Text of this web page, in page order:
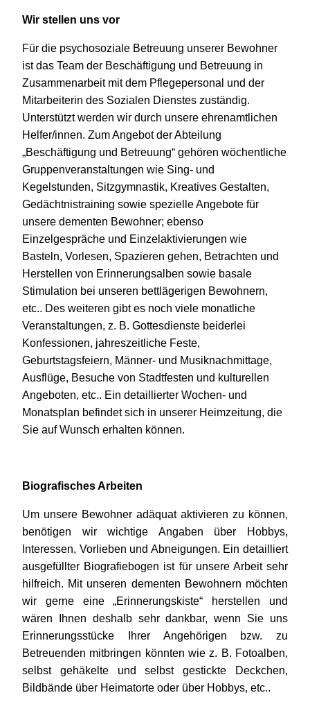
Wir stellen uns vor
Für die psychosoziale Betreuung unserer Bewohner
ist das Team der Beschäftigung und Betreuung in
Zusammenarbeit mit dem Pflegepersonal und der
Mitarbeiterin des Sozialen Dienstes zuständig.
Unterstützt werden wir durch unsere ehrenamtlichen
Helfer/innen. Zum Angebot der Abteilung
„Beschäftigung und Betreuung“ gehören wöchentliche
Gruppenveranstaltungen wie Sing- und
Kegelstunden, Sitzgymnastik, Kreatives Gestalten,
Gedächtnistraining sowie spezielle Angebote für
unsere dementen Bewohner; ebenso
Einzelgespräche und Einzelaktivierungen wie
Basteln, Vorlesen, Spazieren gehen, Betrachten und
Herstellen von Erinnerungsalben sowie basale
Stimulation bei unseren bettlägerigen Bewohnern,
etc.. Des weiteren gibt es noch viele monatliche
Veranstaltungen, z. B. Gottesdienste beiderlei
Konfessionen, jahreszeitliche Feste,
Geburtstagsfeiern, Männer- und Musiknachmittage,
Ausflüge, Besuche von Stadtfesten und kulturellen
Angeboten, etc.. Ein detaillierter Wochen- und
Monatsplan befindet sich in unserer Heimzeitung, die
Sie auf Wunsch erhalten können.
Biografisches Arbeiten
Um unsere Bewohner adäquat aktivieren zu können,
benötigen wir wichtige Angaben über Hobbys,
Interessen, Vorlieben und Abneigungen. Ein detailliert
ausgefüllter Biografiebogen ist für unsere Arbeit sehr
hilfreich. Mit unseren dementen Bewohnern möchten
wir gerne eine „Erinnerungskiste“ herstellen und
wären Ihnen deshalb sehr dankbar, wenn Sie uns
Erinnerungsstücke Ihrer Angehörigen bzw. zu
Betreuenden mitbringen könnten wie z. B. Fotoalben,
selbst gehäkelte und selbst gestickte Deckchen,
Bildbände über Heimatorte oder über Hobbys, etc..